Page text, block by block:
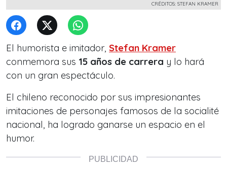
CRÉDITOS: STEFAN KRAMER
El humorista e imitador, Stefan Kramer
conmemora sus 15 años de carrera y lo hará
con un gran espectáculo.
El chileno reconocido por sus impresionantes
imitaciones de personajes famosos de la socialité
nacional, ha logrado ganarse un espacio en el
humor.